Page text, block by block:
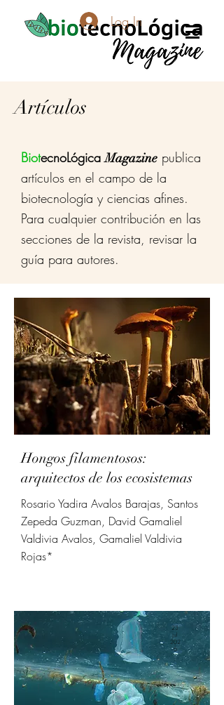
Log In
Artículos
BiotecnoLógicaMagazine publica
artículos en el campo de la
biotecnología y ciencias afines.
Para cualquier contribución en las
secciones de la revista, revisar la
guía para autores.
27
jul
202
6
Hongos filamentosos:
arquitectos de los ecosistemas
Rosario Yadira Avalos Barajas, Santos
Zepeda Guzman, David Gamaliel
Valdivia Avalos, Gamaliel Valdivia
Rojas*
23
jul
202
6